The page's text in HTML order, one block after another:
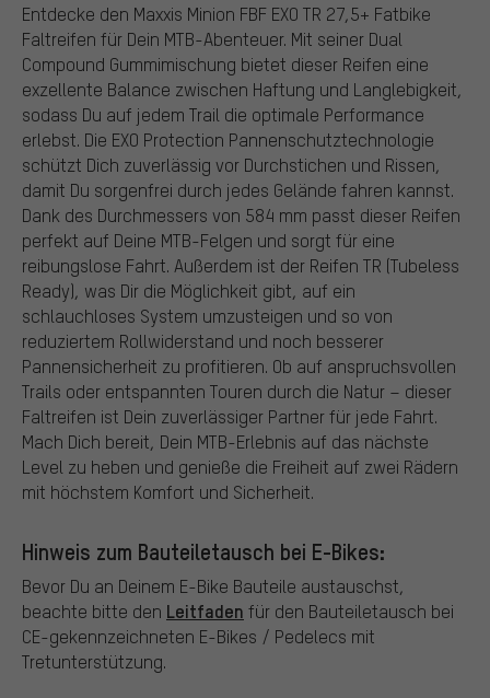
Entdecke den Maxxis Minion FBF EXO TR 27,5+ Fatbike
Faltreifen für Dein MTB-Abenteuer. Mit seiner Dual
Compound Gummimischung bietet dieser Reifen eine
exzellente Balance zwischen Haftung und Langlebigkeit,
sodass Du auf jedem Trail die optimale Performance
erlebst. Die EXO Protection Pannenschutztechnologie
schützt Dich zuverlässig vor Durchstichen und Rissen,
damit Du sorgenfrei durch jedes Gelände fahren kannst.
Dank des Durchmessers von 584 mm passt dieser Reifen
perfekt auf Deine MTB-Felgen und sorgt für eine
reibungslose Fahrt. Außerdem ist der Reifen TR (Tubeless
Ready), was Dir die Möglichkeit gibt, auf ein
schlauchloses System umzusteigen und so von
reduziertem Rollwiderstand und noch besserer
Pannensicherheit zu profitieren. Ob auf anspruchsvollen
Trails oder entspannten Touren durch die Natur – dieser
Faltreifen ist Dein zuverlässiger Partner für jede Fahrt.
Mach Dich bereit, Dein MTB-Erlebnis auf das nächste
Level zu heben und genieße die Freiheit auf zwei Rädern
mit höchstem Komfort und Sicherheit.
Hinweis zum Bauteiletausch bei E-Bikes:
Bevor Du an Deinem E-Bike Bauteile austauschst,
beachte bitte den Leitfaden für den Bauteiletausch bei
CE-gekennzeichneten E-Bikes / Pedelecs mit
Tretunterstützung.